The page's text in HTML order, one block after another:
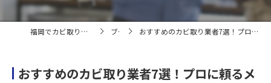
福岡でカビ取りならカビバスターズ福岡 ブログ おすすめのカビ取り業者7選！プロに頼るメリットや選定ポイントも徹底解説
おすすめのカビ取り業者7選！プロに頼るメ